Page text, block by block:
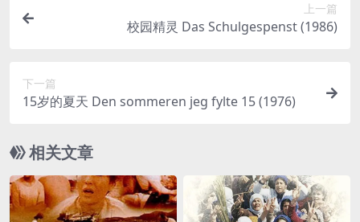
上一篇
校园精灵 Das Schulgespenst (1986)
下一篇
15岁的夏天 Den sommeren jeg fylte 15 (1976)
相关文章